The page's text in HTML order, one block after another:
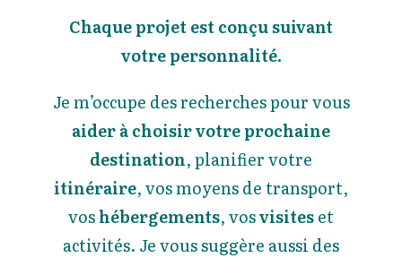
Chaque projet est conçu suivant
votre personnalité.
Je m’occupe des recherches pour vous
aider à choisir votre prochaine
destination, planifier votre
itinéraire, vos moyens de transport,
voshébergements, vosvisiteset
activités. Je vous suggère aussi des